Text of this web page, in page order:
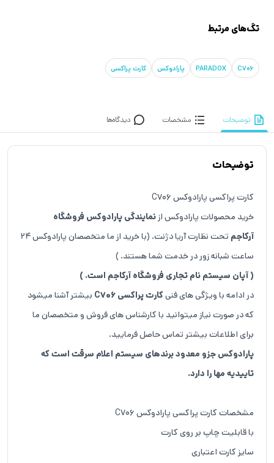
تگ‌های مرتبط
C706
PARADOX پارادوکس کارت پراکسی
توضیحات مشخصات دیدگاه‌ها
توضیحات
کارت پراکسی پارادوکس C706
خرید محصولات پارادوکس از نمایندگی پارادوکس فروشگاه
آرکاجم
تحت نظارت آریا دژنت. (با خرید از ما متخصصان پارادوکس 24
ساعت شبانه زور در خدمت شما هستند. )
( آپان سیستم نام تجاری فروشگاه آرکاجم است. )
در ادامه با ویژگی های فنیکارت پراکسی C706
بیشتر آشنا میشود
که در صورت نیاز میتوانید با کارشناس های فروش و متخصصان ما
برای اطلاعات بیشتر تماس حاصل فرمایید.
پارادوکس جزو معدود برندهای سیستم اعلام سرقت است که
تاییدیه مها را دارد.
مشخصات کارت پراکسی پارادوکس C706
با قابلیت چاپ بر روی کارت
سایز کارت اعتباری